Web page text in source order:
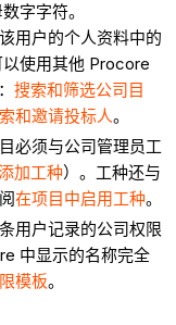
字字符。
用户的个人资料中的
使用其他 Procore
搜索和筛选公司目
和邀请投标人。
必须与公司管理员工
加工种）。工种还与
在项目中启用工种。
用户记录的公司权限
中显示的名称完全
模板。